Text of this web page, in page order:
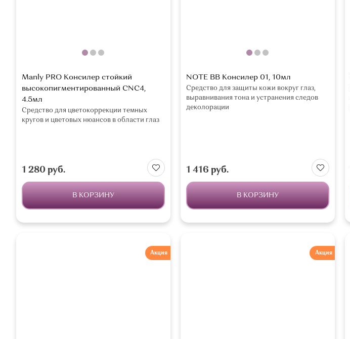
Manly PRO Консилер стойкий
высокопигментированный CNC4,
4.5мл
Средство для цветокоррекции темных
кругов и цветовых нюансов в области глаз
1 280 руб.
В КОРЗИНУ
NOTE BB Консилер 01, 10мл
Средство для защиты кожи вокруг глаз,
выравнивания тона и устранения следов
деколорации
1 416 руб.
В КОРЗИНУ
Акция Акция